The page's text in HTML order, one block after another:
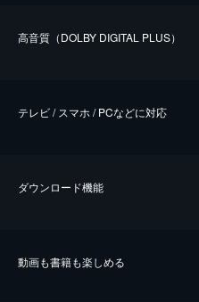
⾼⾳質（DOLBY DIGITAL PLUS）
テレビ / スマホ / PCなどに対応
ダウンロード機能
動画も書籍も楽しめる